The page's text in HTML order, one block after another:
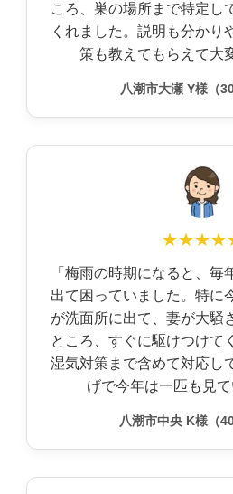
ころ、巣の場所まで特定し
くれました。説明も分かり
策も教えてもらえて大
八潮市大瀬 Y様（
「梅雨の時期になると、毎
出て困っていました。特に
が洗面所に出て、妻が大騒
ところ、すぐに駆けつけて
湿気対策まで含めて対応し
げで今年は一匹も見て
八潮市中央 K様（40